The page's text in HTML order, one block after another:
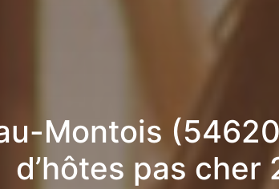
Montois
d’hôtes pas cher